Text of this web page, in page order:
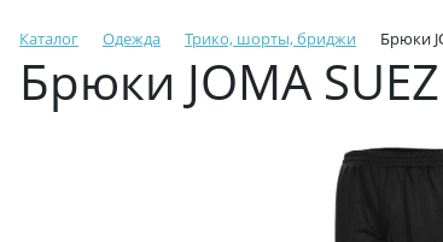
Каталог Одежда Трико, шорты, бриджи Брюки
Брюки JOMA